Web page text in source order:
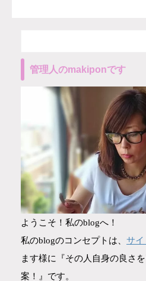
管理人のmakiponです
ようこそ！私のblogへ！
私のblogのコンセプトは、 サ
ます様に『その人自身の良さ
案！』です。